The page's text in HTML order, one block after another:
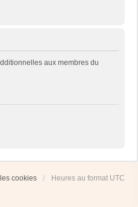
aux membres du
cookies Heures au format UTC